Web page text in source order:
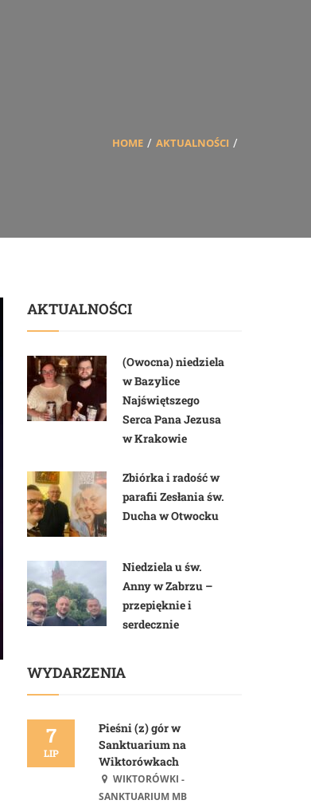
HOME AKTUALNOŚCI
AKTUALNOŚCI
(Owocna) niedziela
w Bazylice
Najświętszego
Serca Pana Jezusa
w Krakowie
Zbiórka i radość w
parafii Zesłania św.
Ducha w Otwocku
Niedziela u św.
Anny w Zabrzu –
przepięknie i
serdecznie
WYDARZENIA
7
LIP
Pieśni (z) gór w
Sanktuarium na
Wiktorówkach
WIKTORÓWKI -
SANKTUARIUM MB